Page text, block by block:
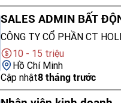
SALES ADMIN BẤT
CÔNG TY CỔ PHẦN CT
10 - 15 triệu
Hồ Chí Minh
Cập nhật8 tháng trước